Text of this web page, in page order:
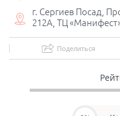
г. Сергиев Посад,
212А, ТЦ
Поделиться